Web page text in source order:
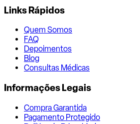
Links Rápidos
Quem Somos
FAQ
Depoimentos
Blog
Consultas Médicas
Informações Legais
Compra Garantida
Pagamento Protegido